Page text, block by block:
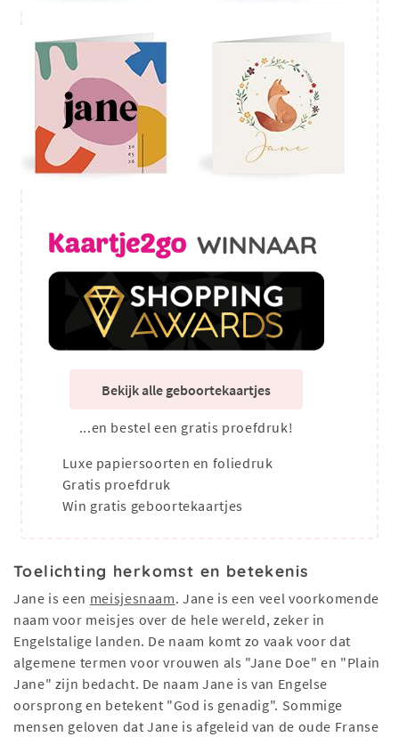
Bekijk alle geboortekaartjes
...en bestel een gratis proefdruk!
Luxe papiersoorten en foliedruk
Gratis proefdruk
Win gratis geboortekaartjes
Toelichting herkomst en betekenis
Jane is een meisjesnaam. Jane is een veel voorkomende
naam voor meisjes over de hele wereld, zeker in
Engelstalige landen. De naam komt zo vaak voor dat
algemene termen voor vrouwen als "Jane Doe" en "Plain
Jane" zijn bedacht. De naam Jane is van Engelse
oorsprong en betekent "God is genadig". Sommige
mensen geloven dat Jane is afgeleid van de oude Franse